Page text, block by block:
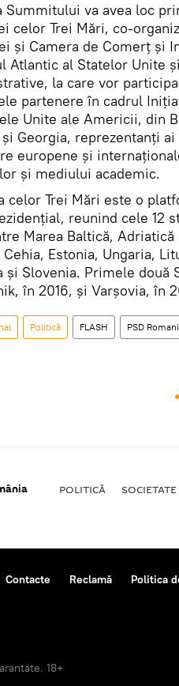
Summitului va avea loc
celor Trei Mări, co-
și Camera de Comerț și
Atlantic al Statelor Unite
la care vor
partenere în cadrul
Unite ale Americii, din
și Georgia, reprezentanți
europene și
şi mediului academic.
celor Trei Mări este o
reunind cele 12
Marea Baltică,
Estonia, Ungaria,
și Slovenia. Primele
în 2016, și Varșovia, în
Politică FLASH PSD
POLITICĂ SOCIETATE
Contacte Reclamă Politica
18+